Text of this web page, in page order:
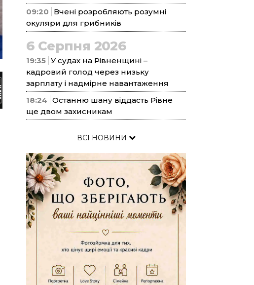
09:20
Вчені розробляють розумні
окуляри для грибників
6 Серпня 2026
19:35 У судах на Рівненщині –
кадровий голод через низьку
зарплату і надмірне навантаження
18:24 Останню шану віддасть Рівне
ще двом захисникам
ВСІ НОВИНИ